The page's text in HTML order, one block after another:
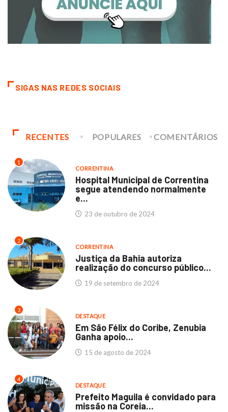
SIGAS NAS REDES SOCIAIS
RECENTES POPULARES COMENTÁRIOS
1
CORRENTINA
Hospital Municipal de Correntina
segue atendendo normalmente
e...
23 de outubro de 2024
2
CORRENTINA
Justiça da Bahia autoriza
realização do concurso público...
19 de setembro de 2024
3
DESTAQUE
Em São Félix do Coribe, Zenubia
Ganha apoio...
15 de agosto de 2024
4
DESTAQUE
Prefeito Maguila é convidado para
missão na Coreia...